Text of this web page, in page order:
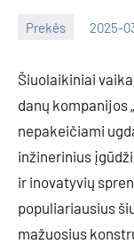
Prekės 2025-
Šiuolaikiniai
danų kompanijos „
nepakeičiami
inžinerinius
ir inovatyvių
populiariausius
mažuosius